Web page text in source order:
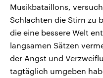
Musikbataillons,
Schlachten die Stirn zu
die eine bessere Welt
langsamen Sätzen
der Angst und
tagtäglich umgeben